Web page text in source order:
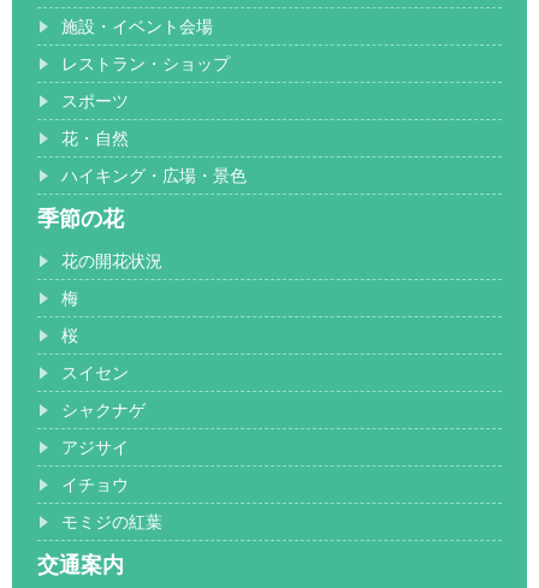
施設・イベント会場
レストラン・ショップ
スポーツ
花・自然
ハイキング・広場・景色
季節の花
花の開花状況
梅
桜
スイセン
シャクナゲ
アジサイ
イチョウ
モミジの紅葉
交通案内